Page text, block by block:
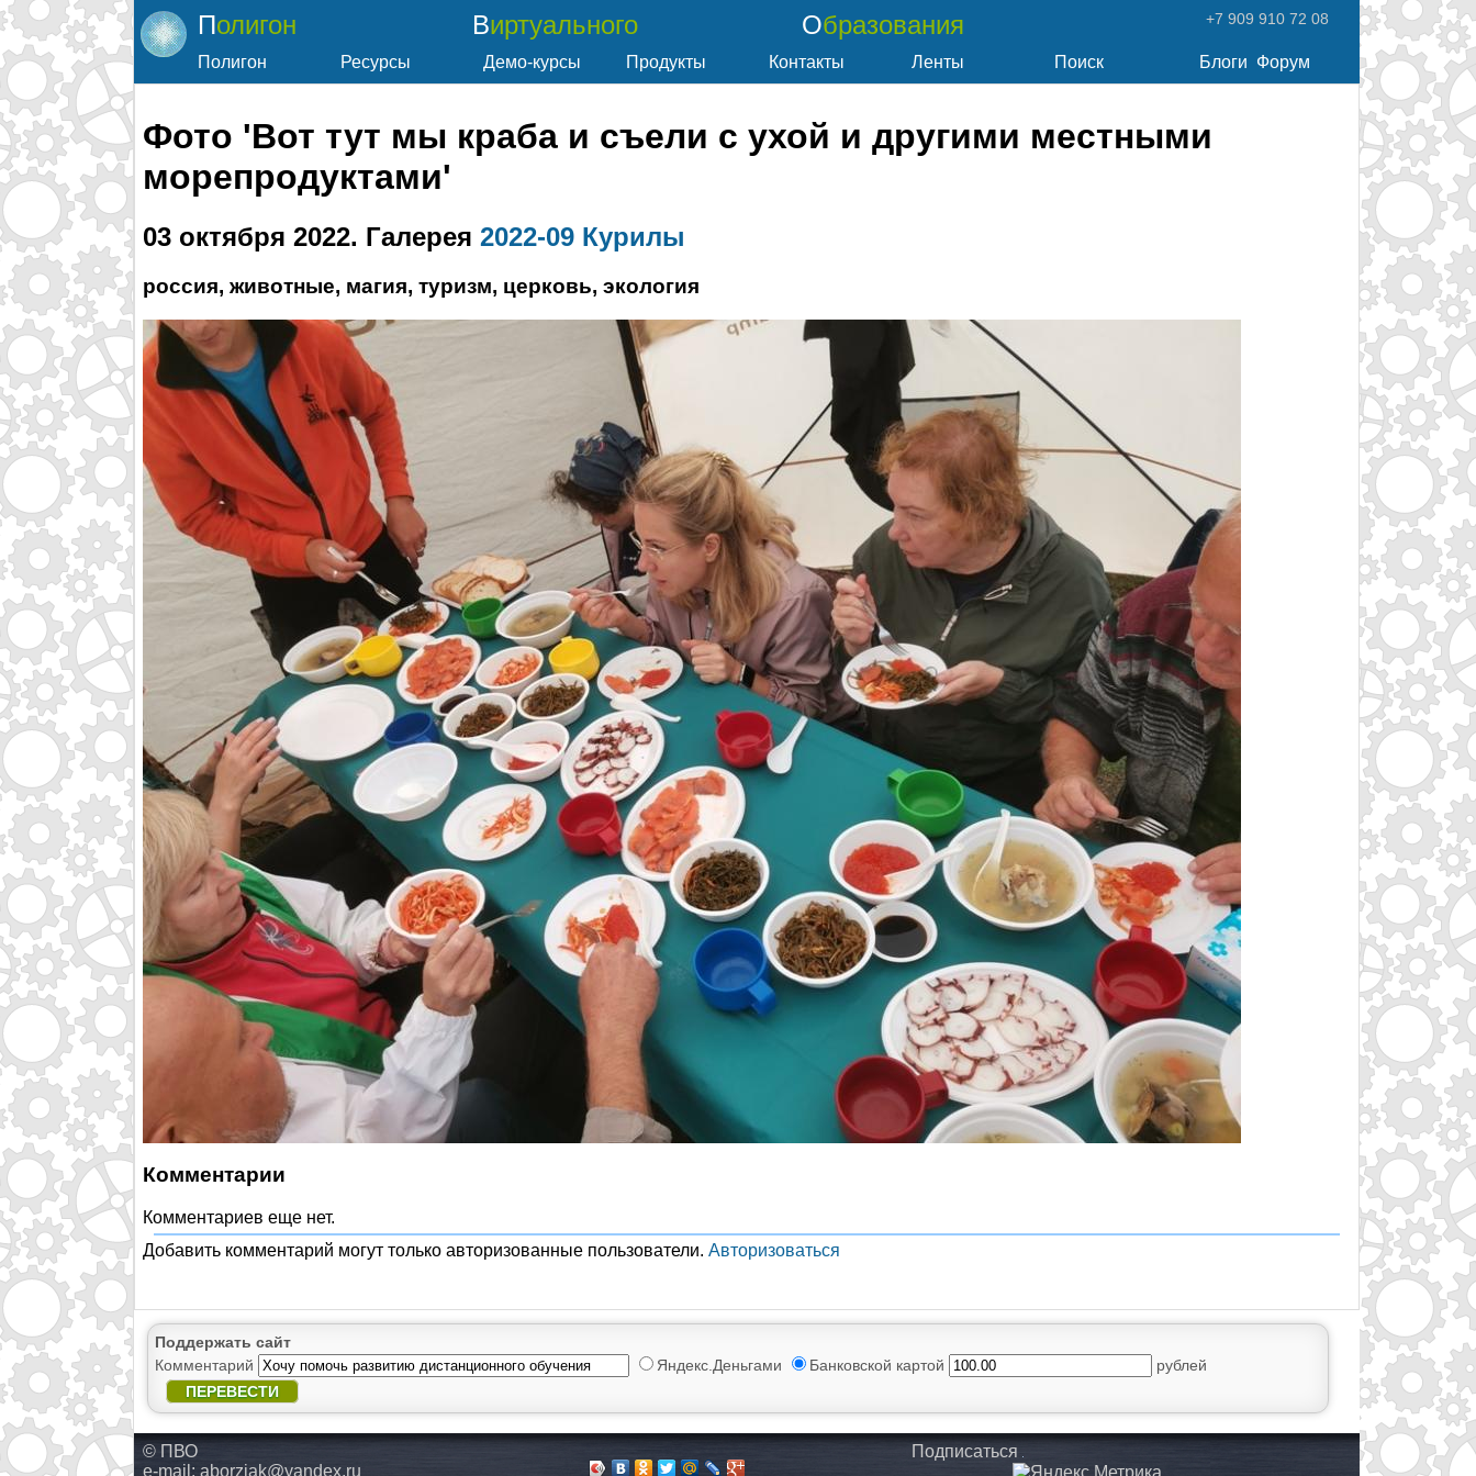
Полигон Виртуального Образования +7 909 910 72 08
Полигон Ресурсы Демо-курсы Продукты Контакты Ленты Поиск Блоги Форум
Фото 'Вот тут мы краба и съели с ухой и другими местными
морепродуктами'
03 октября 2022. Галерея 2022-09 Курилы
россия, животные, магия, туризм, церковь, экология
Комментарии
Комментариев еще нет.
Добавить комментарий могут только авторизованные пользователи. Авторизоваться
Поддержать сайт
Комментарий
Яндекс.Деньгами Банковской картой
рублей
ПЕРЕВЕСТИ
© ПВО
e-mail: aborziak@yandex.ru
Подписаться